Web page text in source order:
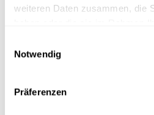
weiteren Daten zusammen, die
Notwendig
Präferenzen
TGW
Bei der Baureihe TGW werden die